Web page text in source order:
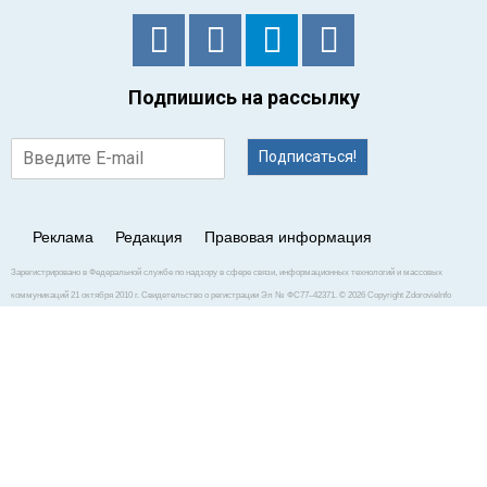
Подпишись на рассылку
Подписаться!
Реклама Редакция Правовая информация
Зарегистрировано в Федеральной службе по надзору в сфере связи, информационных технологий и массовых
коммуникаций 21 октября 2010 г. Свидетельство о регистрации Эл № ФС77–42371. © 2026 Copyright ZdorovieInfo